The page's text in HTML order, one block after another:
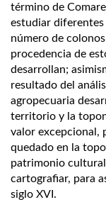
término de
estudiar diferentes
número de
procedencia de
desarrollan;
resultado del
agropecuaria
territorio y la
valor excepcional,
quedado en la
patrimonio cultural
cartografiar, para
siglo XVI.